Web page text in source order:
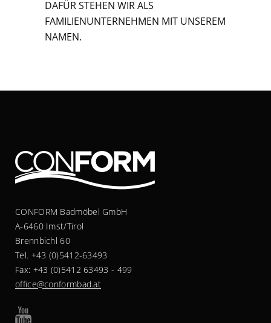
DAFÜR STEHEN WIR ALS
FAMILIENUNTERNEHMEN MIT UNSEREM
NAMEN.
CONFORM Badmöbel GmbH
A-6460 Imst/Tirol
Brennbichl 60
Tel. +43 (0)5412-63493
Fax: +43 (0)5412 63493 - 499
office@conformbad.at